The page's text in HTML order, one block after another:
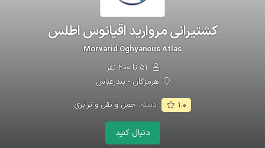
کشتیرانی مروارید اقیانوس اطلس
Morvarid Oghyanous Atlas
هرمزگان - بندرعباس
۱.۰ دسته: حمل و نقل و ترابری
دنبال کنید